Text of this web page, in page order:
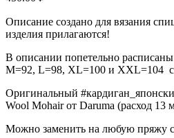
Описание создано для вязания
изделия прилагаются!
В описании попетельно
M=92, L=98, XL=100 и XXL=104
Оригинальный
Wool Mohair от Daruma (расход 13
Можно заменить на любую пряжу